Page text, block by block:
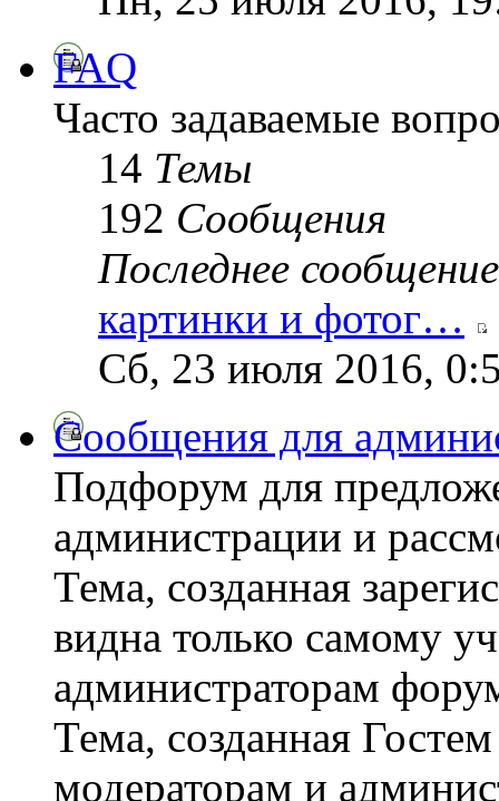
FAQ
Часто задаваемые
14 Темы
192 Сообщения
Последнее сообщение
картинки и фотог…
Сб, 23 июля 2016,
Сообщения для
Подфорум для
администрации и
Тема, созданная
видна только самому
администраторам
Тема, созданная
модераторам и